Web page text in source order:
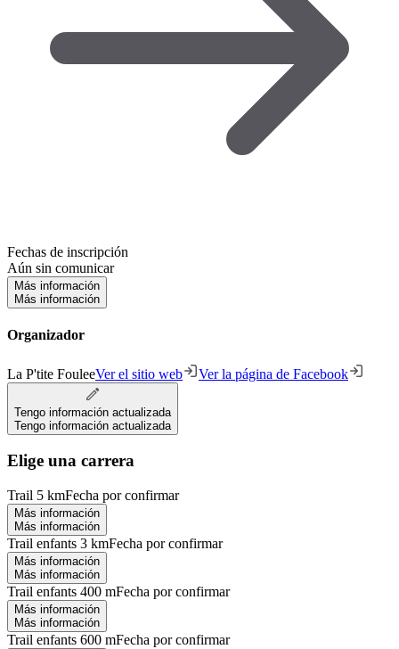
Fechas de inscripción
Aún sin comunicar
Más información
Más información
Organizador
La P'tite FouleeVer el sitio web Ver la página de Facebook
Tengo información actualizada
Tengo información actualizada
Elige una carrera
Trail 5 kmFecha por confirmar
Más información
Más información
Trail enfants 3 kmFecha por confirmar
Más información
Más información
Trail enfants 400 mFecha por confirmar
Más información
Más información
Trail enfants 600 mFecha por confirmar